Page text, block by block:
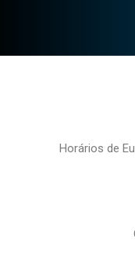
Horários de